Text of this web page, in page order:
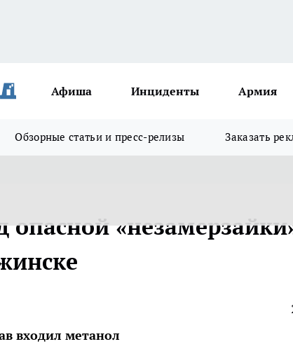
Афиша Инциденты Армия
Обзорные статьи и пресс-релизы Заказать
опасной
входил метанол